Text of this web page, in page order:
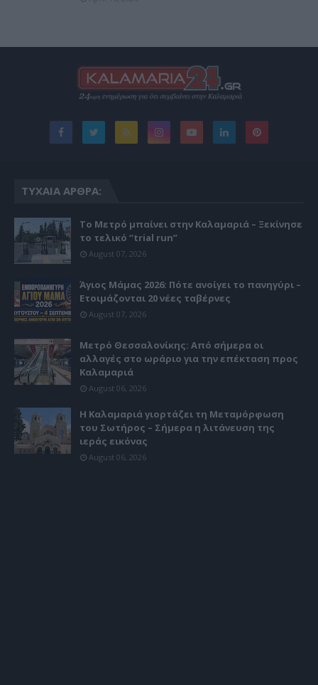
ΤΥΧΑΊΑ ΆΡΘΡΑ:
Το Μετρό μπαίνει στην Καλαμαριά – Ξεκίνησε
το τελικό “trial run”
August 07, 2026
Άγιος Μάμας 2026: Πότε ανοίγει το πανηγύρι –
Ετοιμάζονται 20 νέες ταβέρνες
August 07, 2026
Μετρό Θεσσαλονίκης: Από σήμερα οι
αλλαγές στο ωράριο για την επέκταση προς
Καλαμαριά
August 06, 2026
Η Καλαμαριά γιορτάζει τη Μεταμόρφωση
του Σωτήρος – Σήμερα η λιτάνευση της
ιεράς εικόνας
August 06, 2026